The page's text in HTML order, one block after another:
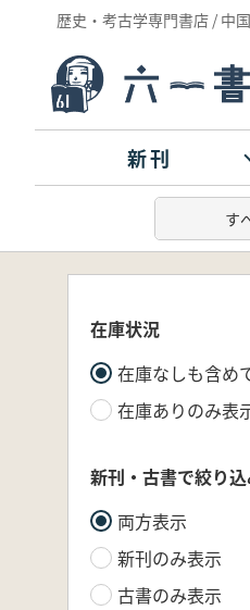
歴史・考古学専門書店 / 中
新刊
在庫状況
在庫なしも含め
在庫ありのみ表
新刊・古書で絞り
両方表示
新刊のみ表示
古書のみ表示